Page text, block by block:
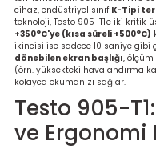
cihaz, endüstriyel sınıf K-Tipi
teknoloji, Testo 905-T1'e iki kritik
+350°C'ye (kısa süreli +500°C)
ikincisi ise sadece 10 saniye gibi
dönebilen ekran başlığı, ölçüm
(örn. yüksekteki havalandırma
kolayca okumanızı sağlar.
Testo 905-
ve Ergonomi